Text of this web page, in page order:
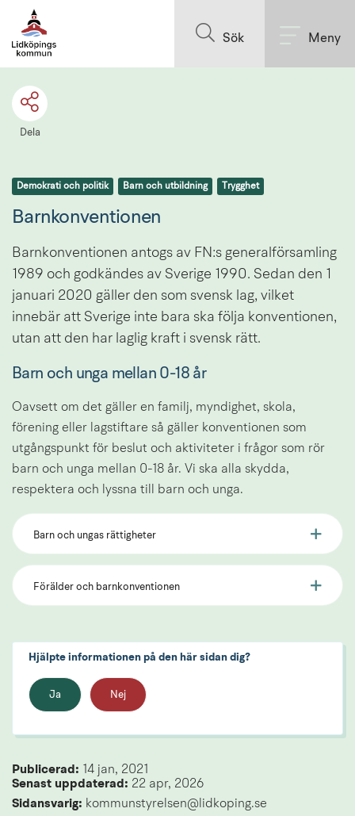
Sök Meny
Dela
Demokrati och politik Barn och utbildning Trygghet
Barnkonventionen
Barnkonventionen antogs av FN:s generalförsamling
1989 och godkändes av Sverige 1990. Sedan den 1
januari 2020 gäller den som svensk lag, vilket
innebär att Sverige inte bara ska följa konventionen,
utan att den har laglig kraft i svensk rätt.
Barn och unga mellan 0-18 år
Oavsett om det gäller en familj, myndighet, skola,
förening eller lagstiftare så gäller konventionen som
utgångspunkt för beslut och aktiviteter i frågor som rör
barn och unga mellan 0-18 år. Vi ska alla skydda,
respektera och lyssna till barn och unga.
Barn och ungas rättigheter
Förälder och barnkonventionen
Hjälpte informationen på den här sidan dig?
Ja Nej
Publicerad:
14 jan, 2021
Senast uppdaterad: 22 apr, 2026
Sidansvarig: kommunstyrelsen@lidkoping.se